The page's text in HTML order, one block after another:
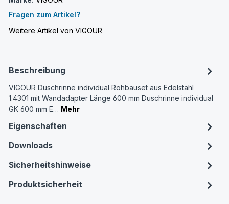
Fragen zum Artikel?
Weitere Artikel von VIGOUR
Beschreibung
VIGOUR Duschrinne individual Rohbauset aus Edelstahl
1.4301 mit Wandadapter Länge 600 mm Duschrinne individual
GK 600 mm E… Mehr
Eigenschaften
Downloads
Sicherheitshinweise
Produktsicherheit